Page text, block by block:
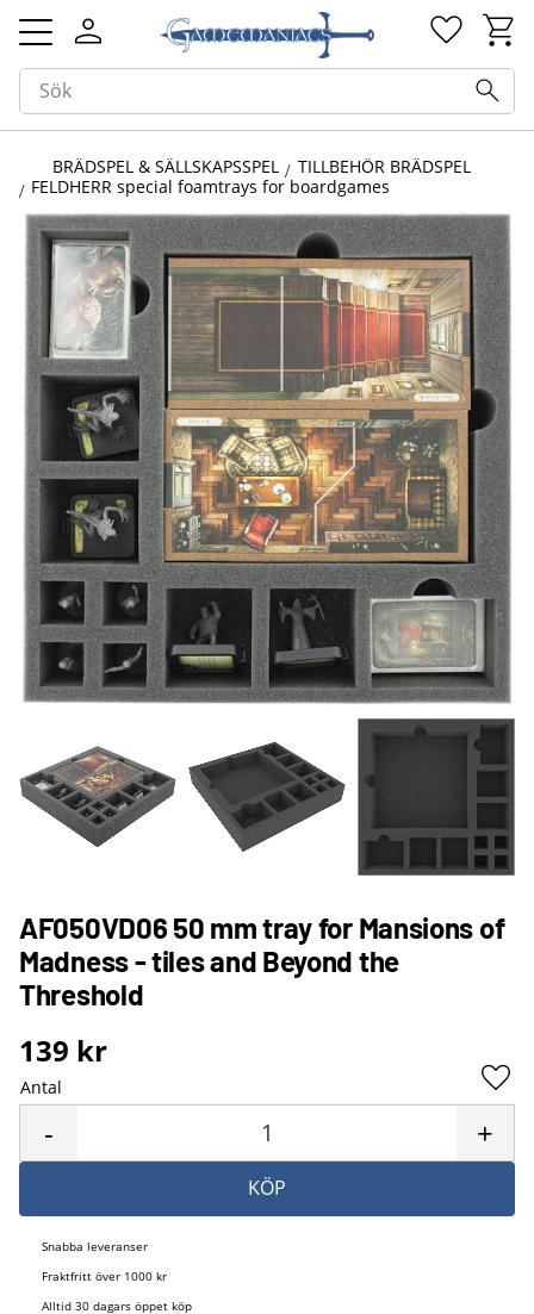
Meny
BRÄDSPEL & SÄLLSKAPSSPEL
TILLBEHÖR BRÄDSPEL
FELDHERR special foamtrays for boardgames
AF050VD06 50 mm tray for Mansions of
Madness - tiles and Beyond the
Threshold
139 kr
Antal
+
-
KÖP
Snabba leveranser
Fraktfritt över 1000 kr
Alltid 30 dagars öppet köp